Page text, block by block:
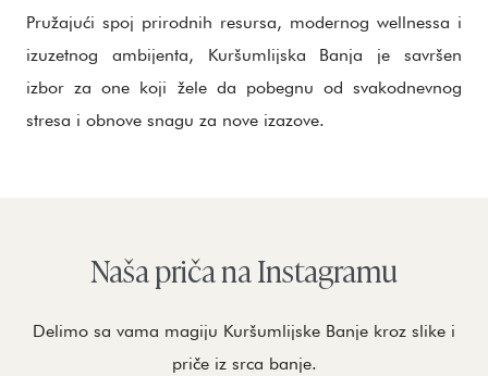
Pružajući spoj prirodnih resursa, modernog wellnessa i
izuzetnog ambijenta, Kuršumlijska Banja je savršen
izbor za one koji žele da pobegnu od svakodnevnog
stresa i obnove snagu za nove izazove.
Naša priča na Instagramu
Delimo sa vama magiju Kuršumlijske Banje kroz slike i
priče iz srca banje.